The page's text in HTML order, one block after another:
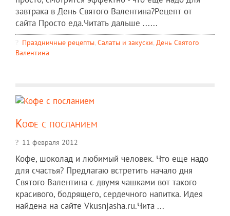
завтрака в День Святого Валентина?Рецепт от
сайта Просто еда.Читать дальше ......
Праздничные рецепты, Салаты и закуски, День Святого
Валентина
Кофе с посланием
11 февраля 2012
Кофе, шоколад и любимый человек. Что еще надо
для счастья? Предлагаю встретить начало дня
Святого Валентина с двумя чашками вот такого
красивого, бодрящего, сердечного напитка. Идея
найдена на сайте Vkusnjasha.ru.Чита ...